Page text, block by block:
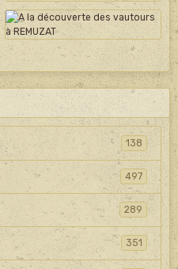
138
497
289
351